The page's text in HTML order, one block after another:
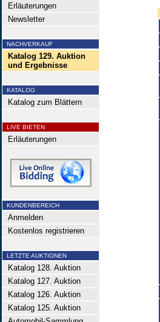
Erläuterungen
Newsletter
NACHVERKAUF
Katalog 129. Auktion
und Ergebnisse
KATALOG
Katalog zum Blättern
LIVE BIETEN
Erläuterungen
KUNDENBEREICH
Anmelden
Kostenlos registrieren
LETZTE AUKTIONEN
Katalog 128. Auktion
Katalog 127. Auktion
Katalog 126. Auktion
Katalog 125. Auktion